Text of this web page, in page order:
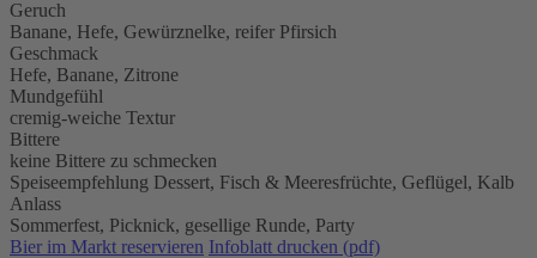
Geruch
Banane, Hefe, Gewürznelke, reifer Pfirsich
Geschmack
Hefe, Banane, Zitrone
Mundgefühl
cremig-weiche Textur
Bittere
keine Bittere zu schmecken
Speiseempfehlung Dessert, Fisch & Meeresfrüchte, Geflügel, Kalb
Anlass
Sommerfest, Picknick, gesellige Runde, Party
Bier im Markt reservieren Infoblatt drucken (pdf)